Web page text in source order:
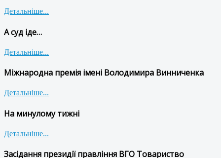
Детальніше...
А суд іде…
Детальніше...
Міжнародна премія імені Володимира Винниченка
Детальніше...
На минулому тижні
Детальніше...
Засідання президії правління ВГО Товариство